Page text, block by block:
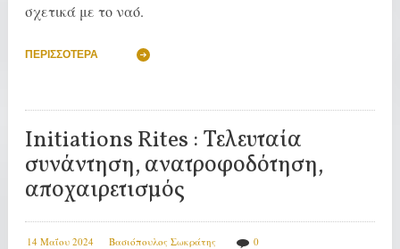
σχετικά με το ναό.
ΠΕΡΙΣΣΌΤΕΡΑ
Initiations Rites : Τελευταία
συνάντηση, ανατροφοδότηση,
αποχαιρετισμός
14 Μαΐου 2024 Βασιόπουλος Σωκράτης 0